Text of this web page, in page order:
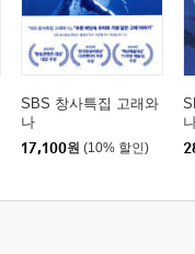
SBS 창사특집 고래와
나
17,100원 (10% 할인)